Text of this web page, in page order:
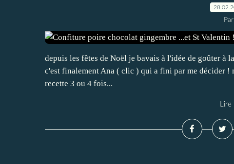
depuis les fêtes de Noël je bavais à l'idée de goûter
c'est finalement Ana ( clic ) qui a fini par me décider !
recette 3 ou 4 fois...
Lire